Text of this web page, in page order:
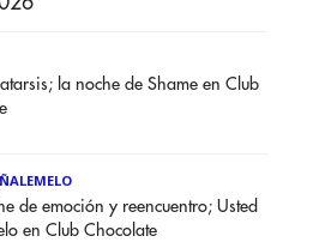
la noche de Shame en Club
de emoción y reencuentro; Usted
en Club Chocolate